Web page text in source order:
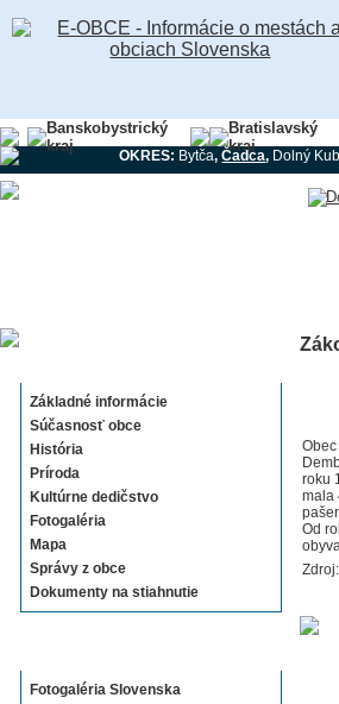
Banskobystrický
kraj
Bratislavský
kraj
OKRES: Bytča,Čadca, Dolný
Základné informácie
Súčasnosť obce
História
Príroda
Kultúrne dedičstvo
Fotogaléria
Mapa
Správy z obce
Dokumenty na stiahnutie
Fotogaléria Slovenska
roku
mala
Od